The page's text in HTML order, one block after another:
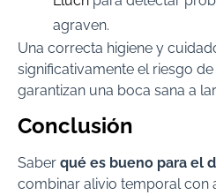
agraven.
Una correcta higiene y
significativamente el riesgo
garantizan una boca sana a
Conclusión
Saber qué es bueno para el
combinar alivio temporal con